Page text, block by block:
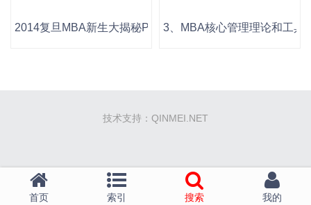
2014复旦MBA新生大揭秘PPT下载3、MBA核心管理理论和工具
首页 索引 搜索 我的
技术支持：QINMEI.NET